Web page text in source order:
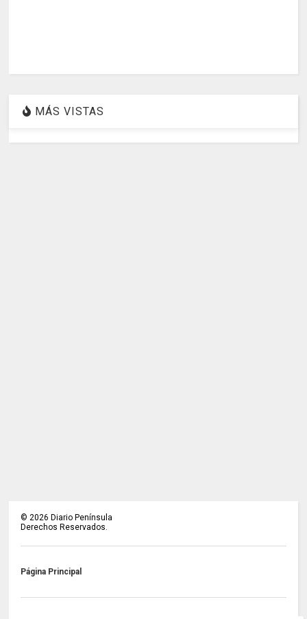
MÁS VISTAS
©2026 Diario Península
Derechos Reservados.
Página Principal